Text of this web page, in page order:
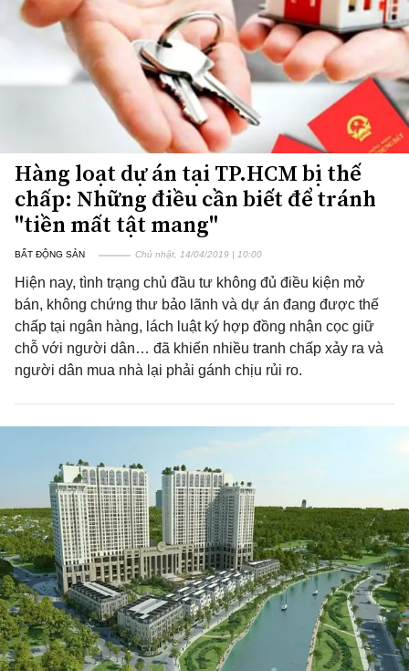
Hàng loạt dự án tại TP.HCM bị thế
chấp: Những điều cần biết để tránh
"tiền mất tật mang"
BẤT ĐỘNG SẢN Chủ nhật, 14/04/2019 | 10:00
Hiện nay, tình trạng chủ đầu tư không đủ điều kiện mở
bán, không chứng thư bảo lãnh và dự án đang được thế
chấp tại ngân hàng, lách luật ký hợp đồng nhận cọc giữ
chỗ với người dân… đã khiến nhiều tranh chấp xảy ra và
người dân mua nhà lại phải gánh chịu rủi ro.